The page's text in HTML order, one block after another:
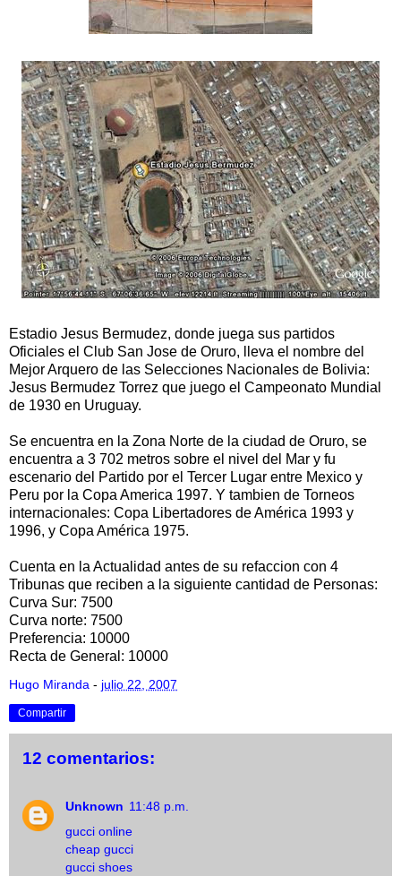
Estadio Jesus Bermudez, donde juega sus partidos
Oficiales el Club San Jose de Oruro, lleva el nombre del
Mejor Arquero de las Selecciones Nacionales de Bolivia:
Jesus Bermudez Torrez que juego el Campeonato Mundial
de 1930 en Uruguay.
Se encuentra en la Zona Norte de la ciudad de Oruro, se
encuentra a 3 702 metros sobre el nivel del Mar y fu
escenario del Partido por el Tercer Lugar entre Mexico y
Peru por la Copa America 1997. Y tambien de Torneos
internacionales: Copa Libertadores de América 1993 y
1996, y Copa América 1975.
Cuenta en la Actualidad antes de su refaccion con 4
Tribunas que reciben a la siguiente cantidad de Personas:
Curva Sur: 7500
Curva norte: 7500
Preferencia: 10000
Recta de General: 10000
Hugo Miranda - julio 22, 2007
Compartir
12 comentarios:
Unknown 11:48 p.m.
gucci online
cheap gucci
gucci shoes